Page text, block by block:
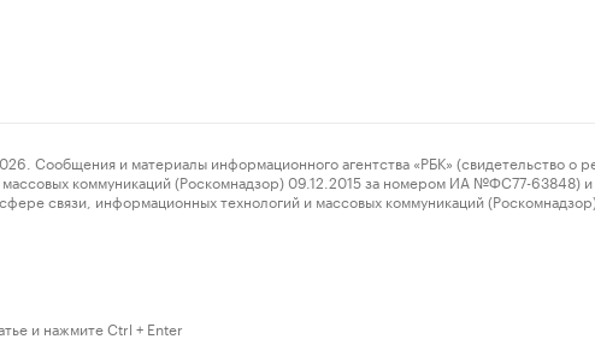
и материалы информационного агентства «РБК» (свидетельство о
коммуникаций (Роскомнадзор) 09.12.2015 за номером ИА №ФС77-63848) и
связи, информационных технологий и массовых коммуникаций
и нажмите Ctrl + Enter